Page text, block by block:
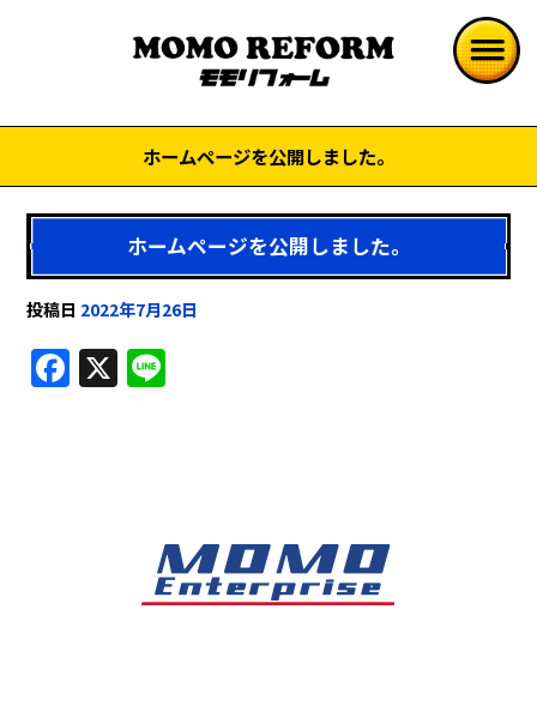
ホームページを公開しました。
ホームページを公開しました。
投稿日 2022年7月26日
F
a
X